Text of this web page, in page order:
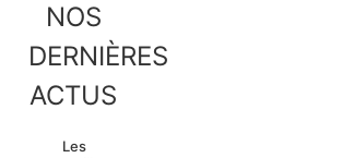
NOS
DERNIÈRES
ACTUS
Les